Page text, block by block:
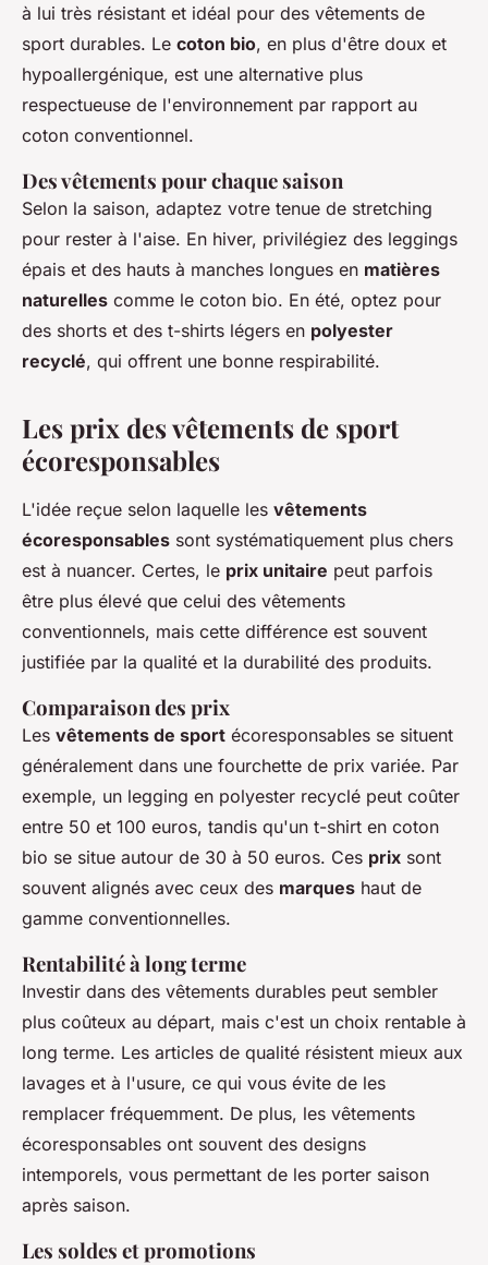
à lui très résistant et idéal pour des vêtements de
sport durables. Le coton bio, en plus d'être doux et
hypoallergénique, est une alternative plus
respectueuse de l'environnement par rapport au
coton conventionnel.
Des vêtements pour chaque saison
Selon la saison, adaptez votre tenue de stretching
pour rester à l'aise. En hiver, privilégiez des leggings
épais et des hauts à manches longues en matières
naturelles comme le coton bio. En été, optez pour
des shorts et des t-shirts légers en polyester
recyclé, qui offrent une bonne respirabilité.
Les prix des vêtements de sport
écoresponsables
L'idée reçue selon laquelle les vêtements
écoresponsables sont systématiquement plus chers
est à nuancer. Certes, le prix unitaire peut parfois
être plus élevé que celui des vêtements
conventionnels, mais cette différence est souvent
justifiée par la qualité et la durabilité des produits.
Comparaison des prix
Les vêtements de sport écoresponsables se situent
généralement dans une fourchette de prix variée. Par
exemple, un legging en polyester recyclé peut coûter
entre 50 et 100 euros, tandis qu'un t-shirt en coton
bio se situe autour de 30 à 50 euros. Ces prix sont
souvent alignés avec ceux des marques haut de
gamme conventionnelles.
Rentabilité à long terme
Investir dans des vêtements durables peut sembler
plus coûteux au départ, mais c'est un choix rentable à
long terme. Les articles de qualité résistent mieux aux
lavages et à l'usure, ce qui vous évite de les
remplacer fréquemment. De plus, les vêtements
écoresponsables ont souvent des designs
intemporels, vous permettant de les porter saison
après saison.
Les soldes et promotions